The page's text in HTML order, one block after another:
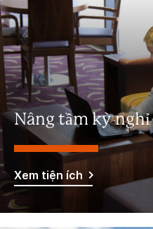
Nâng tầm kỳ nghỉ
Xem tiện ích